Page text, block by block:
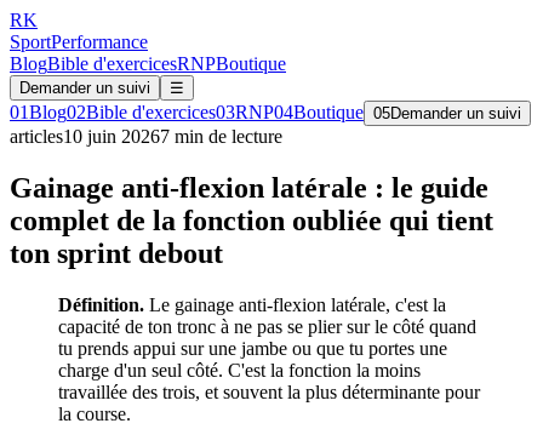
RK
SportPerformance
BlogBible d'exercicesRNPBoutique
Demander un suivi ☰
01Blog02Bible d'exercices03RNP04Boutique 05Demander un suivi
articles10 juin 20267 min de lecture
Gainage anti-flexion latérale : le guide
complet de la fonction oubliée qui tient
ton sprint debout
Définition. Le gainage anti-flexion latérale, c'est la
capacité de ton tronc à ne pas se plier sur le côté quand
tu prends appui sur une jambe ou que tu portes une
charge d'un seul côté. C'est la fonction la moins
travaillée des trois, et souvent la plus déterminante pour
la course.